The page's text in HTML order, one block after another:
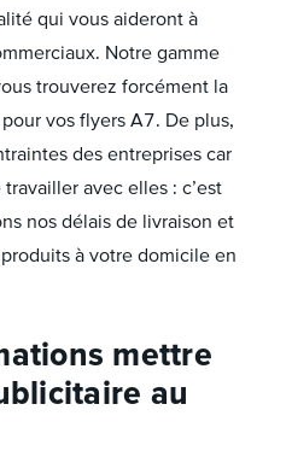
qui vous aideront à
Notre gamme
trouverez forcément la
vos flyers A7. De plus,
des entreprises car
avec elles : c’est
nos délais de livraison et
à votre domicile en
mettre
au